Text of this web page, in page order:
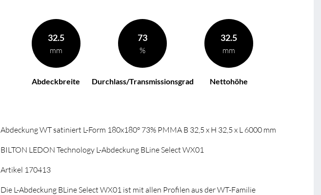
32.5
mm
Abdeckbreite
73
%
Durchlass/Transmissionsgrad
32.5
mm
Nettohöhe
Abdeckung WT satiniert L-Form 180x180° 73% PMMA B 32,5 x H 32,5 x L 6000 mm
BILTON LEDON Technology L-Abdeckung BLine Select WX01
Artikel 170413
Die L-Abdeckung BLine Select WX01 ist mit allen Profilen aus der WT-Familie